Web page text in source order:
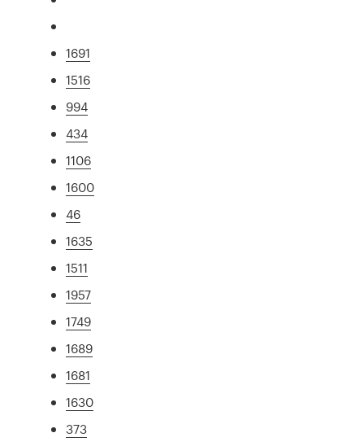
1691
1516
994
434
1106
1600
46
1635
1511
1957
1749
1689
1681
1630
373